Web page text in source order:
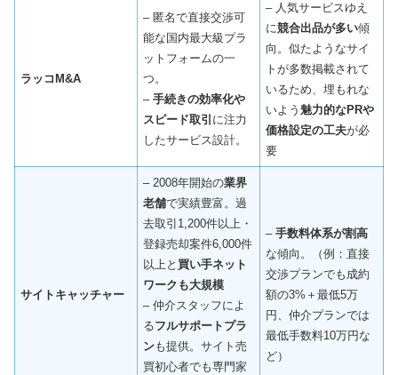
ラッコM&A
– 匿名で直接交渉可
能な国内最大級プラ
ットフォームの一
つ。
–手続きの効率化や
スピード取引 に注力
したサービス設計。
– 人気サービスゆえ
に競合出品が多い傾
向。似たようなサイ
トが多数掲載されて
いるため、埋もれな
いよう 魅力的なPRや
価格設定の工夫が必
要
サイトキャッチャー
– 2008年開始の業界
老舗で実績豊富。過
去取引1,200件以上・
登録売却案件6,000件
以上と 買い手ネット
ワークも大規模
– 仲介スタッフによ
るフルサポートプラ
ンも提供。サイト売
買初心者でも専門家
–手数料体系が割高
な傾向。（例：直接
交渉プランでも成約
額の3%＋最低5万
円、仲介プランでは
最低手数料10万円な
ど）